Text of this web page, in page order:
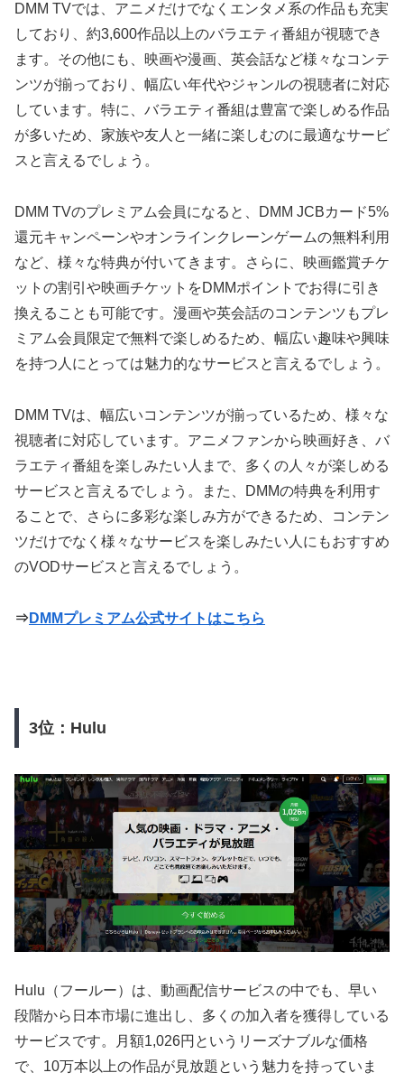
DMM TVでは、アニメだけでなくエンタメ系の作品も充実
しており、約3,600作品以上のバラエティ番組が視聴でき
ます。その他にも、映画や漫画、英会話など様々なコンテ
ンツが揃っており、幅広い年代やジャンルの視聴者に対応
しています。特に、バラエティ番組は豊富で楽しめる作品
が多いため、家族や友人と一緒に楽しむのに最適なサービ
スと言えるでしょう。
DMM TVのプレミアム会員になると、DMM JCBカード5%
還元キャンペーンやオンラインクレーンゲームの無料利用
など、様々な特典が付いてきます。さらに、映画鑑賞チケ
ットの割引や映画チケットをDMMポイントでお得に引き
換えることも可能です。漫画や英会話のコンテンツもプレ
ミアム会員限定で無料で楽しめるため、幅広い趣味や興味
を持つ人にとっては魅力的なサービスと言えるでしょう。
DMM TVは、幅広いコンテンツが揃っているため、様々な
視聴者に対応しています。アニメファンから映画好き、バ
ラエティ番組を楽しみたい人まで、多くの人々が楽しめる
サービスと言えるでしょう。また、DMMの特典を利用す
ることで、さらに多彩な楽しみ方ができるため、コンテン
ツだけでなく様々なサービスを楽しみたい人にもおすすめ
のVODサービスと言えるでしょう。
⇒ DMMプレミアム公式サイトはこちら
3位：Hulu
Hulu（フールー）は、動画配信サービスの中でも、早い
段階から日本市場に進出し、多くの加入者を獲得している
サービスです。月額1,026円というリーズナブルな価格
で、10万本以上の作品が見放題という魅力を持っていま